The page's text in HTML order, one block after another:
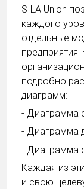
SILA Union
каждого
отдельные
подробно
диаграмм:
- Диаграмма
- Диаграмма
- Диаграмма
Каждая из
и свою